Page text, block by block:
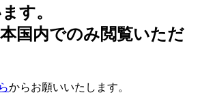
す。
国内でのみ閲覧いただ
からお願いいたします。